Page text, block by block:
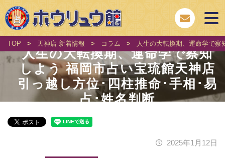
TOP > 天神店 新着情報 > コラム > 人生の大転換期、運命学で
人生の大転換期、運命学で察知
しよう 福岡市占い宝琉館天神店
引っ越し方位･四柱推命･手相･易
占･姓名判断
2025年1月12日